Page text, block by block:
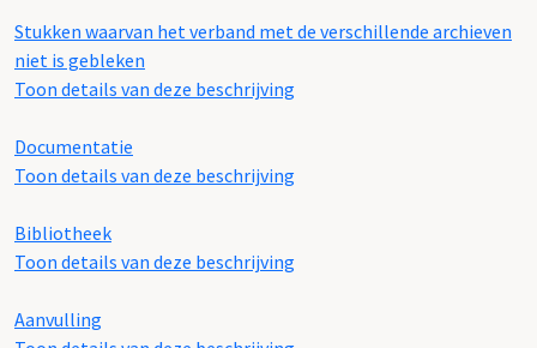
Stukken waarvan het verband met de verschillende archieven
niet is gebleken
Toon details van deze beschrijving
Documentatie
Toon details van deze beschrijving
Bibliotheek
Toon details van deze beschrijving
Aanvulling